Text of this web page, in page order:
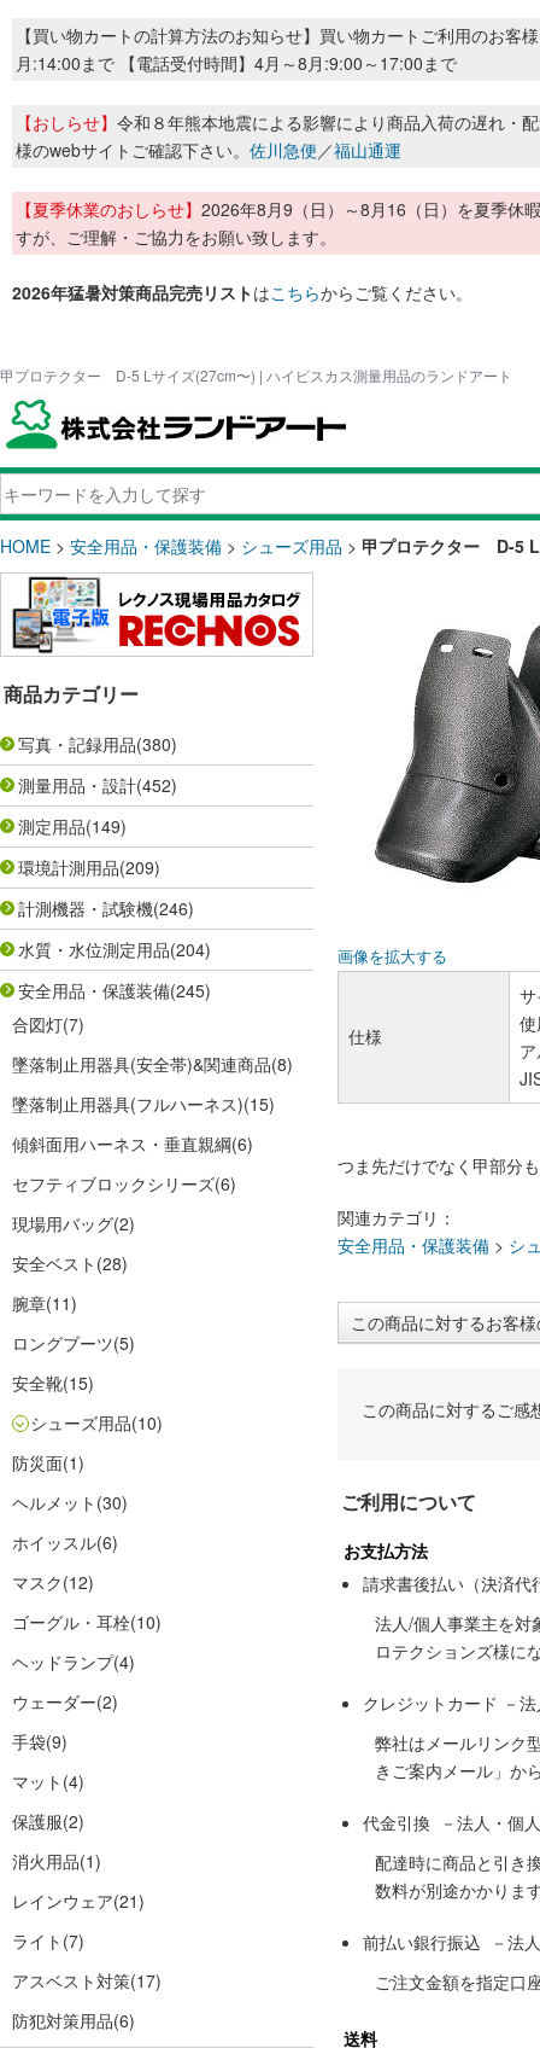
【買い物カートの計算方法のお知らせ】買い物カートご利用のお客
月:14:00まで 【電話受付時間】4月～8月:9:00～17:00まで
【おしらせ】 令和８年熊本地震による影響により商品入荷の遅れ・
様のwebサイトご確認下さい。 佐川急便／福山通運
【夏季休業のおしらせ】 2026年8月9（日）～8月16（日）を夏季休
すが、ご理解・ご協力をお願い致します。
2026年猛暑対策商品完売リストはこちらからご覧ください。
甲プロテクター D-5 Lサイズ(27cm〜) | ハイビスカス測量用品のランドアート
HOME > 安全用品・保護装備 > シューズ用品 > 甲プロテクター D-5
商品カテゴリー
写真・記録用品(380)
測量用品・設計(452)
測定用品(149)
環境計測用品(209)
計測機器・試験機(246)
水質・水位測定用品(204)
安全用品・保護装備(245)
合図灯(7)
墜落制止用器具(安全帯)&関連商品(8)
墜落制止用器具(フルハーネス)(15)
傾斜面用ハーネス・垂直親綱(6)
セフティブロックシリーズ(6)
現場用バッグ(2)
安全ベスト (28)
腕章(11)
ロングブーツ(5)
安全靴(15)
シューズ用品(10)
防災面(1)
ヘルメット (30)
ホイッスル(6)
マスク(12)
ゴーグル・耳栓(10)
ヘッドランプ(4)
ウェーダー(2)
手袋(9)
マット (4)
保護服(2)
消火用品(1)
レインウェア(21)
ライト (7)
アスベスト対策(17)
防犯対策用品(6)
画像を拡大する
仕様
つま先だけでなく甲部分
関連カテゴリ：
安全用品・保護装備 > シ
この商品に対するお客
この商品に対するご感
ご利用について
お支払方法
請求書後払い（決済代
法人/個人事業主を対
ロテクションズ様に
クレジットカード －
弊社はメールリンク
きご案内メール」か
代金引換 －法人・個
配達時に商品と引き
数料が別途かかりま
前払い銀行振込 －法
ご注文金額を指定口
送料